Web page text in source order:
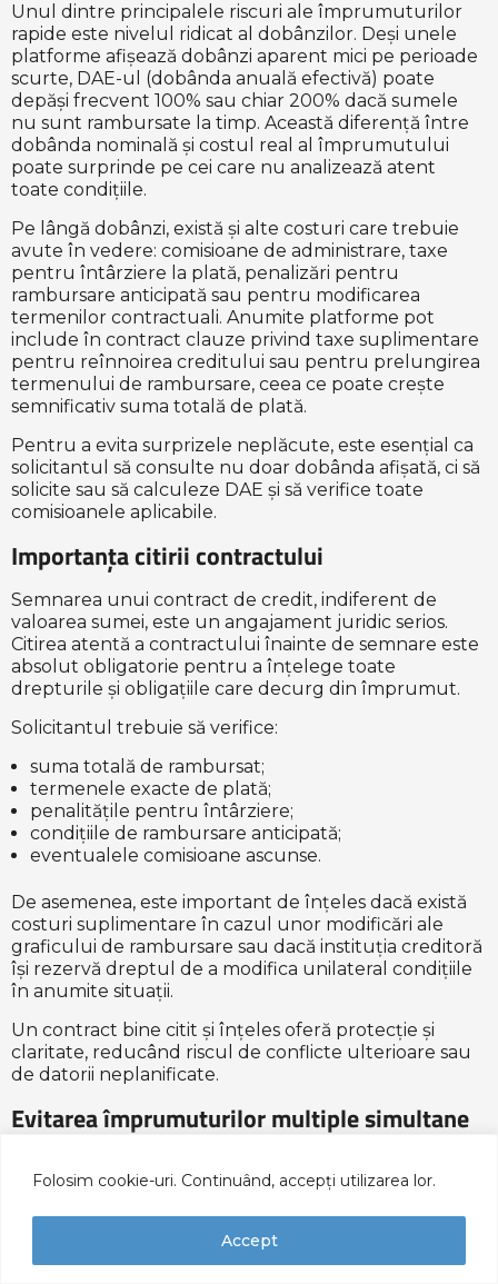
Folosim cookie-uri. Continuând, accepți utilizarea lor.
Accept
Unul dintre principalele riscuri ale împrumuturilor
rapide este nivelul ridicat al dobânzilor. Deși unele
platforme afișează dobânzi aparent mici pe perioade
scurte, DAE-ul (dobânda anuală efectivă) poate
depăși frecvent 100% sau chiar 200% dacă sumele
nu sunt rambursate la timp. Această diferență între
dobânda nominală și costul real al împrumutului
poate surprinde pe cei care nu analizează atent
toate condițiile.
Pe lângă dobânzi, există și alte costuri care trebuie
avute în vedere: comisioane de administrare, taxe
pentru întârziere la plată, penalizări pentru
rambursare anticipată sau pentru modificarea
termenilor contractuali. Anumite platforme pot
include în contract clauze privind taxe suplimentare
pentru reînnoirea creditului sau pentru prelungirea
termenului de rambursare, ceea ce poate crește
semnificativ suma totală de plată.
Pentru a evita surprizele neplăcute, este esențial ca
solicitantul să consulte nu doar dobânda afișată, ci să
solicite sau să calculeze DAE și să verifice toate
comisioanele aplicabile.
Importanța citirii contractului
Semnarea unui contract de credit, indiferent de
valoarea sumei, este un angajament juridic serios.
Citirea atentă a contractului înainte de semnare este
absolut obligatorie pentru a înțelege toate
drepturile și obligațiile care decurg din împrumut.
Solicitantul trebuie să verifice:
suma totală de rambursat;
termenele exacte de plată;
penalitățile pentru întârziere;
condițiile de rambursare anticipată;
eventualele comisioane ascunse.
De asemenea, este important de înțeles dacă există
costuri suplimentare în cazul unor modificări ale
graficului de rambursare sau dacă instituția creditoră
își rezervă dreptul de a modifica unilateral condițiile
în anumite situații.
Un contract bine citit și înțeles oferă protecție și
claritate, reducând riscul de conflicte ulterioare sau
de datorii neplanificate.
Evitarea împrumuturilor multiple simultane
împrumuturi multiple în același timp. Tentația de a
anterioare poate duce rapid la un cerc vicios al